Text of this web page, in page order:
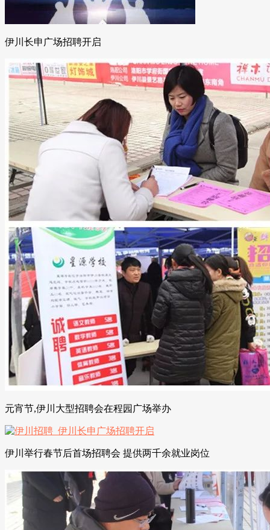
伊川长申广场招聘开启
元宵节,伊川大型招聘会在程园广场举办
伊川举行春节后首场招聘会 提供两千余就业岗位